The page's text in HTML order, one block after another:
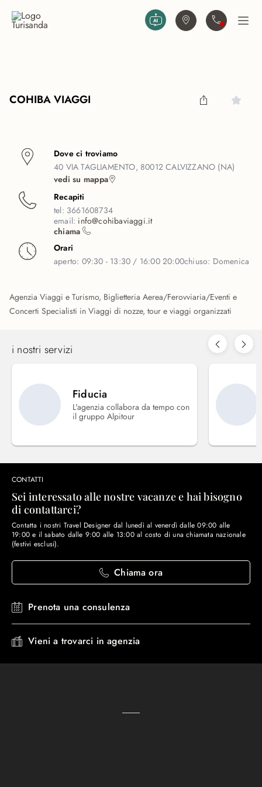
Trova agenziaContattaciApri
COHIBA VIAGGI
Dove ci troviamo
40 VIA TAGLIAMENTO, 80012 CALVIZZANO (NA)
vedi su mappa
Recapiti
tel: 3661608734
email: info@cohibaviaggi.it
chiama
Orari
aperto: 09:30 - 13:30 / 16:00 20:00chiuso: Domenica
Agenzia Viaggi e Turismo, Biglietteria Aerea/Ferovviaria/Eventi e
Concerti Specialisti in Viaggi di nozze, tour e viaggi organizzati
i nostri servizi
Fiducia
L'agenzia collabora da tempo con
il gruppo Alpitour
CONTATTI
Sei interessato alle nostre vacanze e hai bisogno
di contattarci?
Contatta i nostri Travel Designer dal lunedì al venerdì dalle 09:00 alle
19:00 e il sabato dalle 9:00 alle 13:00 al costo di una chiamata nazionale
(festivi esclusi).
Chiama ora
Prenota una consulenza
Vieni a trovarci in agenzia